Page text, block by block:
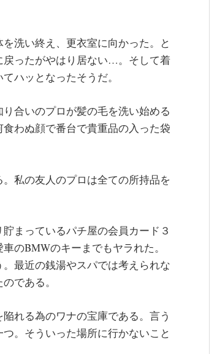
洗い終え、更衣室に向かった。と
戻ったがやはり居ない…。そして着
ハッとなったそうだ。
合いのプロが髪の毛を洗い始める
わぬ顔で番台で貴重品の入った袋
私の友人のプロは全ての所持品を
まっているパチ屋の会員カード３
のBMWのキーまでもヤラれた。
最近の銭湯やスパでは考えられな
である。
れる為のワナの宝庫である。言う
。そういった場所に行かないこと